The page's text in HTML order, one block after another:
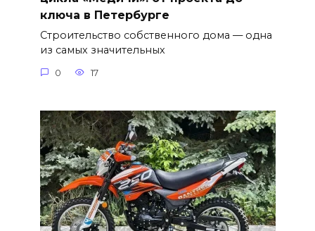
ключа в Петербурге
Строительство собственного дома — одна
из самых значительных
0 17